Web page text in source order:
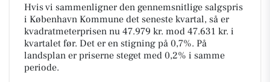
Hvis vi sammenligner den gennemsnitlige salgspris
i København Kommune det seneste kvartal, så er
kvadratmeterprisen nu 47.979 kr. mod 47.631 kr. i
kvartalet før. Det er en stigning på 0,7%. På
landsplan er priserne steget med 0,2% i samme
periode.